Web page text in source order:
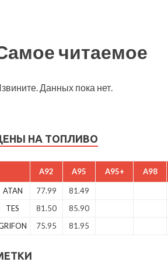
читаемое
Данных пока нет.
НА ТОПЛИВО
A92 A95 A95+ A98
ATAN 77.99 81.49
TES
81.50 85.90
75.95 81.95